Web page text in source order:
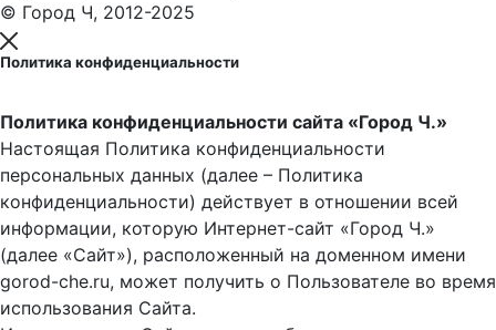
© Город Ч, 2012-2025
Политика конфиденциальности
Политика конфиденциальности сайта «Город Ч.»
Настоящая Политика конфиденциальности
персональных данных (далее – Политика
конфиденциальности) действует в отношении всей
информации, которую Интернет-сайт «Город Ч.»
(далее «Сайт»), расположенный на доменном имени
gorod-che.ru, может получить о Пользователе во время
использования Cайта.